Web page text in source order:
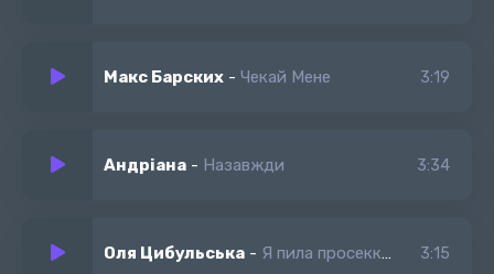
Макс Барских - Чекай Мене 3:19
Андріана - Назавжди 3:34
Оля Цибульська - Я пила просекко забери мене бой 3:15